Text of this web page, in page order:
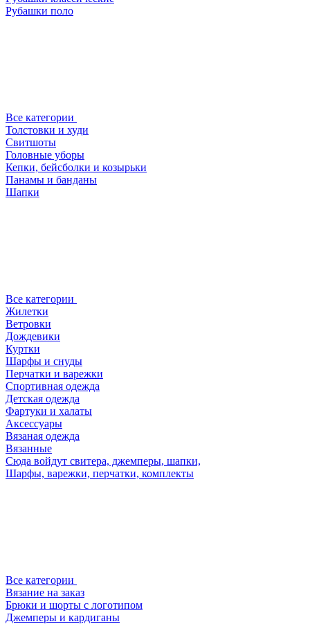
Рубашки поло
Все категории
Толстовки и худи
Свитшоты
Головные уборы
Кепки, бейсболки и козырьки
Панамы и банданы
Шапки
Все категории
Жилетки
Ветровки
Дождевики
Куртки
Шарфы и снуды
Перчатки и варежки
Спортивная одежда
Детская одежда
Фартуки и халаты
Аксессуары
Вязаная одежда
Вязанные
Сюда войдут свитера, джемперы, шапки,
Шарфы, варежки, перчатки, комплекты
Все категории
Вязание на заказ
Брюки и шорты с логотипом
Джемперы и кардиганы